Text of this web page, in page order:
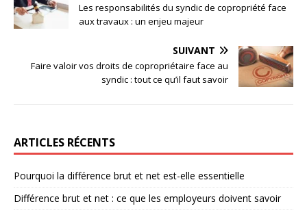
Les responsabilités du syndic de copropriété face
aux travaux : un enjeu majeur
SUIVANT
Faire valoir vos droits de copropriétaire face au
syndic : tout ce qu’il faut savoir
ARTICLES RÉCENTS
Pourquoi la différence brut et net est-elle essentielle
Différence brut et net : ce que les employeurs doivent savoir